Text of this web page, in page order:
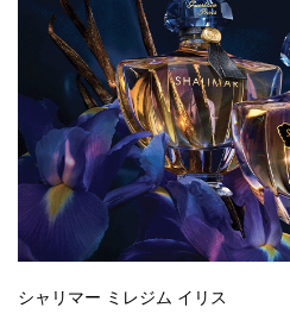
シャリマー ミレジム イリス